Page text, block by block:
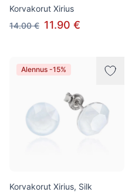
Korvakorut Xirius
14.00 € 11.90 €
Alennus -15%
Korvakorut Xirius, Silk